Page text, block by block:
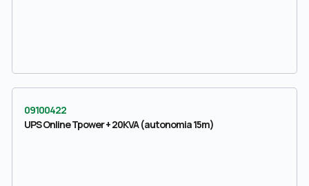
09100422
UPS Online Tpower + 20KVA (autonomia 15m)